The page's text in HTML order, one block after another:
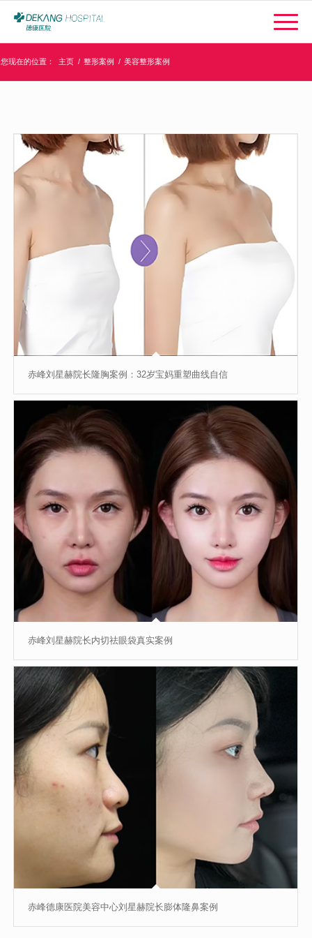
您现在的位置： 主页 / 整形案例 / 美容整形案例
赤峰刘星赫院长隆胸案例：32岁宝妈重塑曲线自信
赤峰刘星赫院长内切祛眼袋真实案例
赤峰德康医院美容中心刘星赫院长膨体隆鼻案例